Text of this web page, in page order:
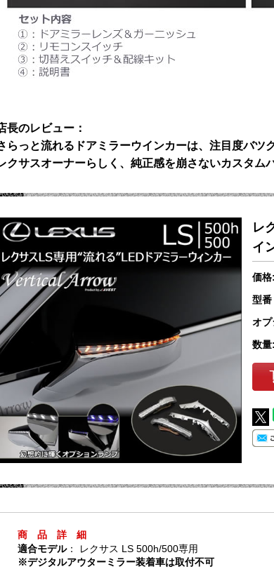
長のレビュー：
らっと流れるドアミラーウインカーは、注目度バツ
クサスオーナーらしく、純正感を崩さないカスタム
レ
イ
価格:
型番
オプ
数量:
商 品 詳 細
適合モデル： レクサス LS 500h/500専用
※デジタルアウターミラー装着車は取付不可